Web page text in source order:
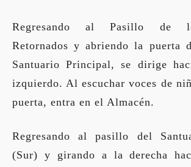
Regresando al Pasillo de
Retornados y abriendo la puerta
Santuario Principal, se dirige
izquierdo. Al escuchar voces de
puerta, entra en el Almacén.
Regresando al pasillo del
(Sur) y girando a la derecha